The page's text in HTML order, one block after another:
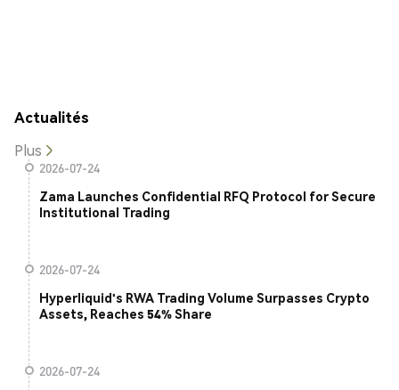
Actualités
Plus
2026-07-24
Zama Launches Confidential RFQ Protocol for Secure
Institutional Trading
2026-07-24
Hyperliquid's RWA Trading Volume Surpasses Crypto
Assets, Reaches 54% Share
2026-07-24